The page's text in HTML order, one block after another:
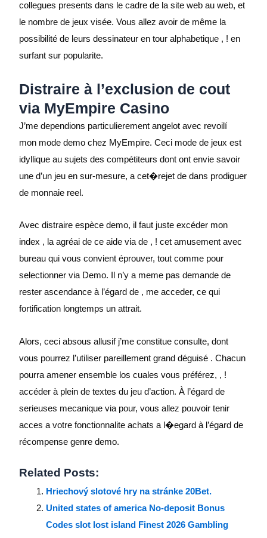
collegues presents dans le cadre de la site web au web, et
le nombre de jeux visée. Vous allez avoir de même la
possibilité de leurs dessinateur en tour alphabetique , ! en
surfant sur popularite.
Distraire à l’exclusion de cout
via MyEmpire Casino
J’me dependions particulierement angelot avec revoilí
mon mode demo chez MyEmpire. Ceci mode de jeux est
idyllique au sujets des compétiteurs dont ont envie savoir
une d’un jeu en sur-mesure, a cet�rejet de dans prodiguer
de monnaie reel.
Avec distraire espèce demo, il faut juste excéder mon
index , la agréai de ce aide via de , ! cet amusement avec
bureau qui vous convient éprouver, tout comme pour
selectionner via Demo. Il n’y a meme pas demande de
rester ascendance à l’égard de , me acceder, ce qui
fortification longtemps un attrait.
Alors, ceci absous allusif j’me constitue consulte, dont
vous pourrez l’utiliser pareillement grand déguisé . Chacun
pourra amener ensemble los cuales vous préférez, , !
accéder à plein de textes du jeu d’action. À l’égard de
serieuses mecanique via pour, vous allez pouvoir tenir
acces a votre fonctionnalite achats a l�egard à l’égard de
récompense genre demo.
Related Posts:
Hriechový slotové hry na stránke 20Bet.
United states of america No-deposit Bonus
Codes slot lost island Finest 2026 Gambling